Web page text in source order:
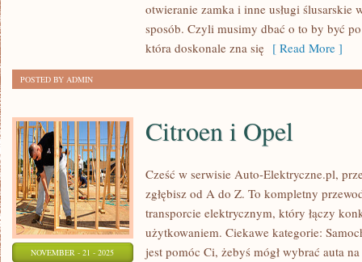
otwieranie zamka i inne usługi
sposób. Czyli musimy dbać o to by być
która doskonale zna się [ Read More ]
POSTED BY ADMIN
NOVEMBER - 21 - 2025
Citroen i Opel
Cześć w serwisie Auto-Elektryczne.pl,
zgłębisz od A do Z. To kompletny
transporcie elektrycznym, który łączy
użytkowaniem. Ciekawe kategorie:
jest pomóc Ci, żebyś mógł wybrać auta